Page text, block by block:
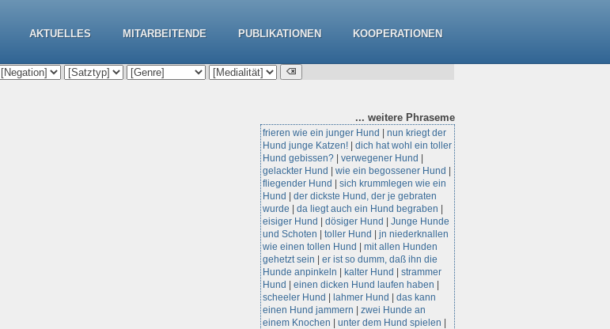
AKTUELLES MITARBEITENDE PUBLIKATIONEN KOOPERATIONEN
... weitere Phraseme
frieren wie ein junger Hund
nun kriegt der
Hund junge Katzen!
dich hat wohl ein toller
Hund gebissen?
verwegener Hund
gelackter Hund
wie ein begossener Hund
fliegender Hund
sich krummlegen wie ein
Hund
der dickste Hund, der je gebraten
wurde
da liegt auch ein Hund begraben
eisiger Hund
dösiger Hund
Junge Hunde
und Schoten
toller Hund
jn niederknallen
wie einen tollen Hund
mit allen Hunden
gehetzt sein
er ist so dumm, daß ihn die
Hunde anpinkeln
kalter Hund
strammer
Hund
einen dicken Hund laufen haben
scheeler Hund
lahmer Hund
das kann
einen Hund jammern
zwei Hunde an
einem Knochen
unter dem Hund spielen